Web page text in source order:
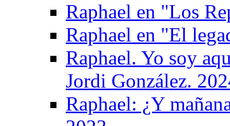
Raphael en "Los
Raphael en "El
Raphael. Yo soy
Jordi González.
Raphael: ¿Y